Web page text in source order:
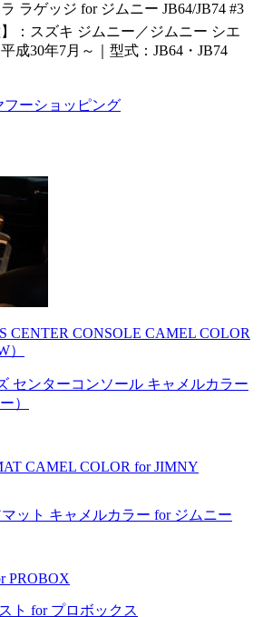
ラ ラゲッジ for ジムニー JB64/JB74 #3
】：スズキ ジムニー／ジムニー シエ
成30年7月～｜型式：JB64・JB74
フーショッピング
CENTER CONSOLE CAMEL COLOR
）
センターコンソール キャメルカラー
）
CAMEL COLOR for JIMNY
ット キャメルカラー for ジムニー
PROBOX
ト for プロボックス